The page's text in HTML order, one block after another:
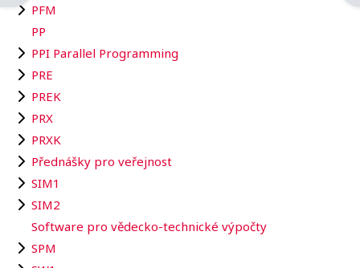
PFM
PP
PPI Parallel Programming
PRE
PREK
PRX
PRXK
Přednášky pro veřejnost
SIM1
SIM2
Software pro vědecko-technické výpočty
SPM